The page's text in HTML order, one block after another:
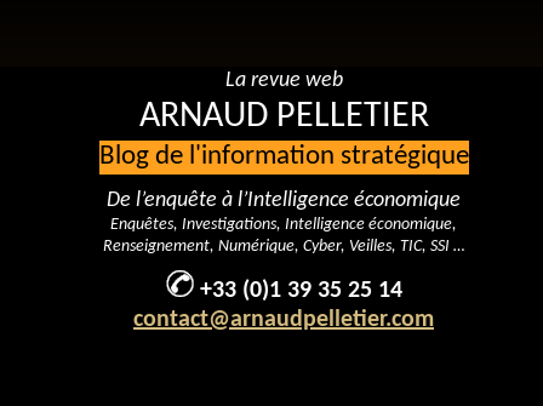
La revue web
ARNAUD PELLETIER
Blog de l'information stratégique
De l’enquête à l’Intelligence économique
Enquêtes, Investigations, Intelligence économique,
Renseignement, Numérique, Cyber, Veilles, TIC, SSI …
+33 (0)1 39 35 25 14
contact@arnaudpelletier.com